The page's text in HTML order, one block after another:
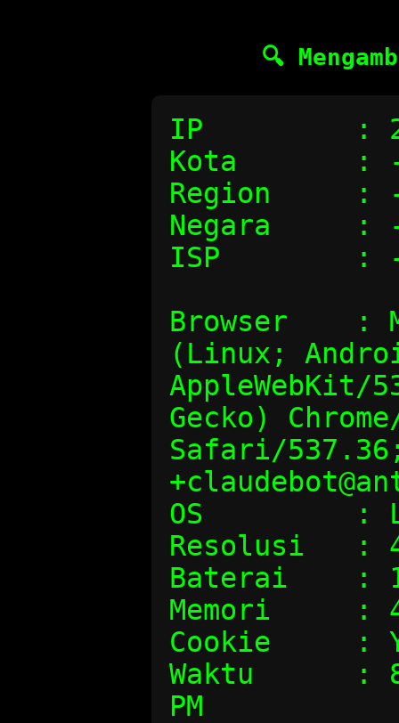
🔍
IP         :
Kota       :
Region     :
Negara     :
ISP        :
Browser    :
(Linux;
AppleWebKit/
Gecko)
Safari/
OS         :
Resolusi   :
Baterai    :
Memori     : 4
Cookie     :
Waktu      :
PM